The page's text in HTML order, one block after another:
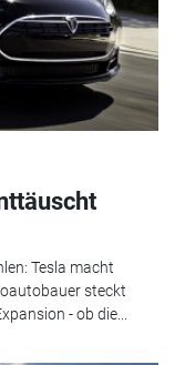
Tesla macht
steckt
- ob die...